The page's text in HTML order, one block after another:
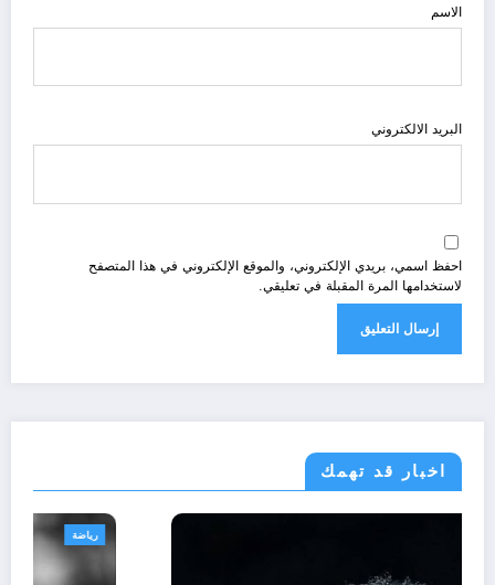
الاسم
البريد الالكتروني
احفظ اسمي، بريدي الإلكتروني، والموقع الإلكتروني في هذا المتصفح
لاستخدامها المرة المقبلة في تعليقي.
اخبار قد تهمك